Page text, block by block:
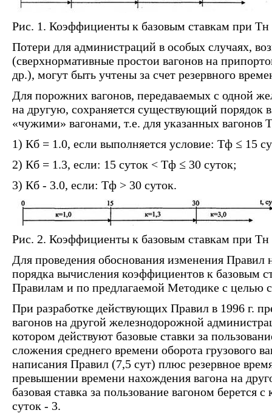
Рис. 1. Коэффициенты к базовым ставкам при Тн
Потери для администраций в особых случаях,
(сверхнормативные простои вагонов на
др.), могут быть учтены за счет резервного
Для порожних вагонов, передаваемых с одной
на другую, сохраняется существующий порядок
«чужими» вагонами, т.е. для указанных
1) Кб = 1.0, если выполняется условие: Тф ≤ 15
2) Кб = 1.3, если: 15 суток < Тф ≤ 30 суток;
3) Кб - 3.0, если: Тф > 30 суток.
Рис. 2. Коэффициенты к базовым ставкам при Тн
Для проведения обоснования изменения Правил
порядка вычисления коэффициентов к базовым
Правилам и по предлагаемой Методике с целью
При разработке действующих Правил в 1996 г.
вагонов на другой железнодорожной
котором действуют базовые ставки за
сложения среднего времени оборота грузового
написания Правил (7,5 сут) плюс резервное
превышении времени нахождения вагона на
базовая ставка за пользование вагоном
суток - 3.